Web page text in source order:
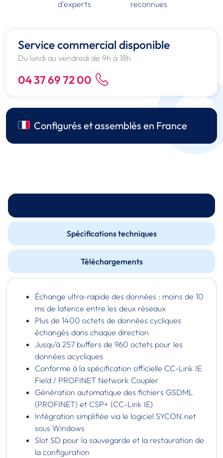
d'experts reconnues
Service commercial disponible
Du lundi au vendredi de 9h à 18h
04 37 69 72 00
Configurés et assemblés en France
Spécifications techniques
Téléchargements
Échange ultra-rapide des données : moins de 10
ms de latence entre les deux réseaux
Plus de 1400 octets de données cycliques
échangés dans chaque direction
Jusqu’à 257 buffers de 960 octets pour les
données acycliques
Conforme à la spécification officielle CC-Link IE
Field / PROFINET Network Coupler
Génération automatique des fichiers GSDML
(PROFINET) et CSP+ (CC-Link IE)
Intégration simplifiée via le logiciel SYCON.net
sous Windows
Slot SD pour la sauvegarde et la restauration de
la configuration